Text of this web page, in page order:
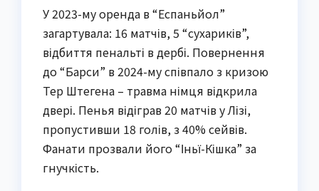
У 2023-му оренда в “Еспаньйол”
загартувала: 16 матчів, 5 “сухариків”,
відбиття пенальті в дербі. Повернення
до “Барси” в 2024-му співпало з кризою
Тер Штегенa – травма німця відкрила
двері. Пенья відіграв 20 матчів у Лізі,
пропустивши 18 голів, з 40% сейвів.
Фанати прозвали його “Іньї-Кішка” за
гнучкість.